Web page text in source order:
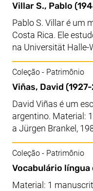
Villar S., Pablo
Pablo S. Villar é um
Costa Rica. Ele
na Universität Halle-
Viñas, David (1927-
Coleção - Patrimônio
David Viñas é um
argentino. Material:
a Jürgen Brankel,
Vocabulário língua
Coleção - Patrimônio
Material: 1